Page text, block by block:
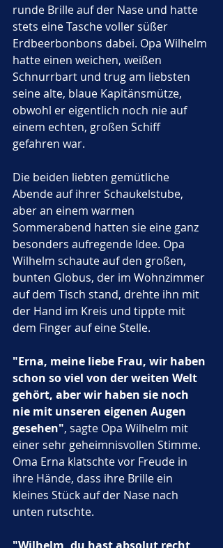
runde Brille auf der Nase und hatte
stets eine Tasche voller süßer
Erdbeerbonbons dabei. Opa Wilhelm
hatte einen weichen, weißen
Schnurrbart und trug am liebsten
seine alte, blaue Kapitänsmütze,
obwohl er eigentlich noch nie auf
einem echten, großen Schiff
gefahren war.
Die beiden liebten gemütliche
Abende auf ihrer Schaukelstube,
aber an einem warmen
Sommerabend hatten sie eine ganz
besonders aufregende Idee. Opa
Wilhelm schaute auf den großen,
bunten Globus, der im Wohnzimmer
auf dem Tisch stand, drehte ihn mit
der Hand im Kreis und tippte mit
dem Finger auf eine Stelle.
"Erna, meine liebe Frau, wir haben
schon so viel von der weiten Welt
gehört, aber wir haben sie noch
nie mit unseren eigenen Augen
gesehen", sagte Opa Wilhelm mit
einer sehr geheimnisvollen Stimme.
Oma Erna klatschte vor Freude in
ihre Hände, dass ihre Brille ein
kleines Stück auf der Nase nach
unten rutschte.